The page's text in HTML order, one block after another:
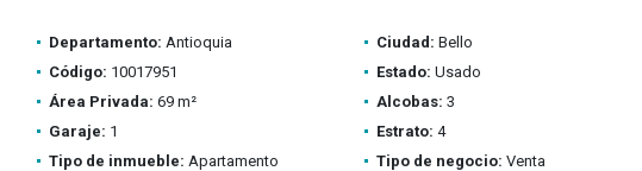
Departamento: Antioquia Ciudad: Bello
Código: 10017951 Estado: Usado
Área Privada: 69 m² Alcobas: 3
Garaje: 1 Estrato: 4
Tipo de inmueble: Apartamento Tipo de negocio: Venta